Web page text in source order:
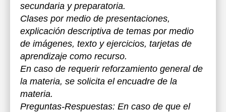
secundaria y preparatoria.
Clases por medio de presentaciones,
explicación descriptiva de temas por medio
de imágenes, texto y ejercicios, tarjetas de
aprendizaje como recurso.
En caso de requerir reforzamiento general de
la materia, se solicita el encuadre de la
materia.
Preguntas-Respuestas: En caso de que el